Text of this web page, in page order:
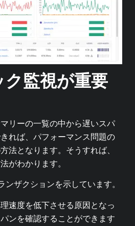
監視が重要
リーの一覧の中から遅いスパ
れば、 パフォーマンス問題の
法となります。 そうすれば、
がわかります。
ンザクションを示しています。
速度を低下させる原因となっ
ンを確認することができます